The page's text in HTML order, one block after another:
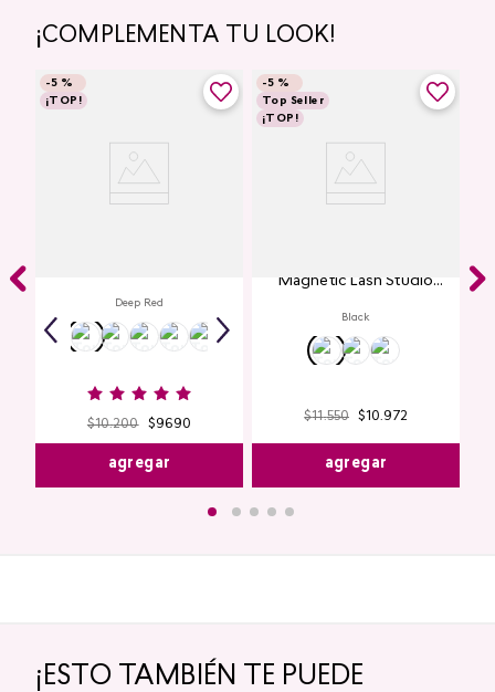
¡COMPLEMENTA TU LOOK!
-5 %
¡TOP!
Deep Red
$10.200 $9690
agregar
-5 %
Top Seller
¡TOP!
Magnetic Lash Studio
Black
$11.550 $ 10.972
agregar
¡ESTO TAMBIÉN TE PUEDE